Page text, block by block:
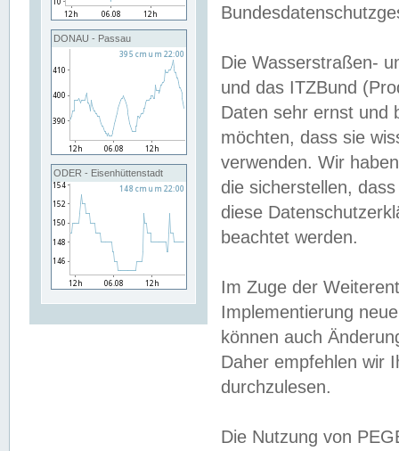
DONAU - Passau
ODER - Eisenhüttenstadt
Die Wasserstraßen-
und das ITZBund
Daten sehr ernst und
möchten, dass sie
verwenden. Wir
die sicherstellen,
diese
beachtet werden.
Im Zuge der
Implementierung
können auch
Daher empfehlen wir
durchzulesen.
Die Nutzung von